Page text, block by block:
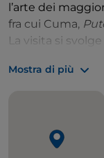
l’arte dei
fra cui Cuma, ​
La visita si
splendide
Mostra di più